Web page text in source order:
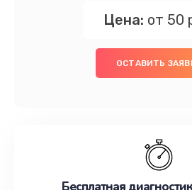
Цена: от 50
ОСТАВИТЬ